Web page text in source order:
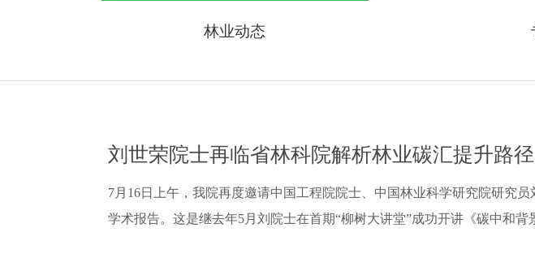
林业动态
刘世荣院士再临省林科院解析林业碳汇提升路
7月16日上午，我院再度邀请中国工程院院士、中国林业科学研究院研究
学术报告。这是继去年5月刘院士在首期“柳树大讲堂”成功开讲《碳中和